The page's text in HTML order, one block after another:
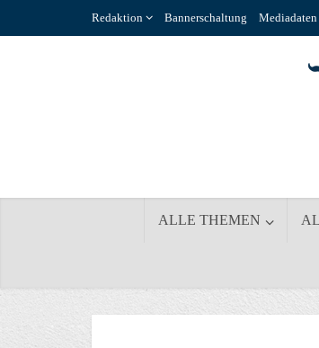
Redaktion Bannerschaltung Mediadaten
ALLE THEMEN